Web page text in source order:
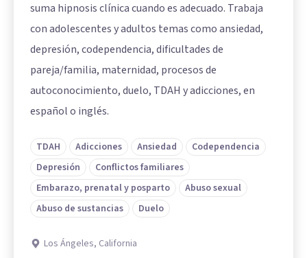
suma hipnosis clínica cuando es adecuado. Trabaja
con adolescentes y adultos temas como ansiedad,
depresión, codependencia, dificultades de
pareja/familia, maternidad, procesos de
autoconocimiento, duelo, TDAH y adicciones, en
español o inglés.
TDAH Adicciones Ansiedad
Codependencia
Depresión
Conflictos familiares
Embarazo, prenatal y posparto
Abuso sexual
Abuso de sustancias
Duelo
Los Ángeles, California